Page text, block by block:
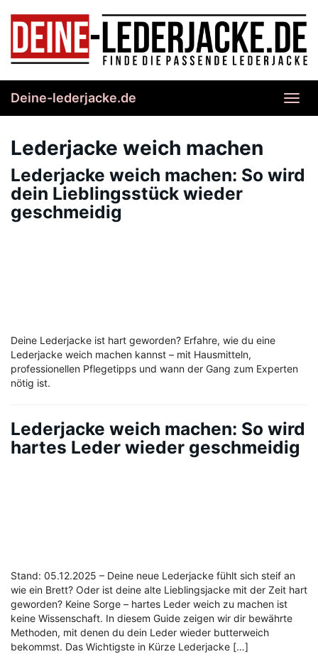
content
Deine-lederjacke.de
Lederjacke weich machen
Lederjacke weich machen: So wird
dein Lieblingsstück wieder
geschmeidig
Deine Lederjacke ist hart geworden? Erfahre, wie du eine
Lederjacke weich machen kannst – mit Hausmitteln,
professionellen Pflegetipps und wann der Gang zum Experten
nötig ist.
Lederjacke weich machen: So wird
hartes Leder wieder geschmeidig
Stand: 05.12.2025 – Deine neue Lederjacke fühlt sich steif an
wie ein Brett? Oder ist deine alte Lieblingsjacke mit der Zeit hart
geworden? Keine Sorge – hartes Leder weich zu machen ist
keine Wissenschaft. In diesem Guide zeigen wir dir bewährte
Methoden, mit denen du dein Leder wieder butterweich
bekommst. Das Wichtigste in Kürze Lederjacke […]